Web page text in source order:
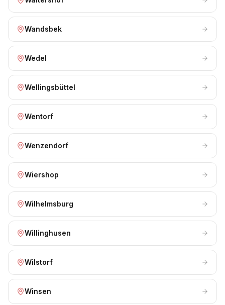
Wandsbek
Wedel
Wellingsbüttel
Wentorf
Wenzendorf
Wiershop
Wilhelmsburg
Willinghusen
Wilstorf
Winsen